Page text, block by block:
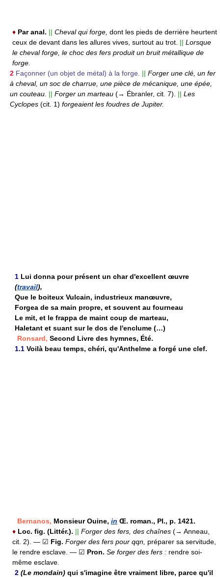
♦ Par anal. || Cheval qui forge, dont les pieds de derrière heurtent
ceux de devant dans les allures vives, surtout au trot. || Lorsque
le cheval forge, le choc des fers produit un bruit métallique de
forge.
2 Façonner (un objet de métal) à la forge. || Forger une clé, un fer
à cheval, un soc de charrue, une pièce de mécanique, une épée,
un couteau. || Forger un marteau (→ Ébranler, cit. 7). || Les
Cyclopes (cit. 1) forgeaient les foudres de Jupiter.
1 Lui donna pour présent un char d'excellent œuvre
(travail),
Que le boiteux Vulcain, industrieux manœuvre,
Forgea de sa main propre, et souvent au fourneau
Le mit, et le frappa de maint coup de marteau,
Haletant et suant sur le dos de l'enclume (…)
Ronsard, Second Livre des hymnes, Été.
1.1 Voilà beau temps, chéri, qu'Anthelme a forgé une clef.
Bernanos, Monsieur Ouine, in Œ. roman., Pl., p. 1421.
♦ Loc. fig. (Littér.). || Forger des fers, des chaînes (→ Anneau,
cit. 2). — ☑ Fig. Forger des fers pour qqn, préparer sa servitude,
le rendre esclave. — ☑ Pron. Se forger des fers : rendre soi-
même esclave.
2 (Le mondain) qui s'imagine être vraiment libre, parce qu'il